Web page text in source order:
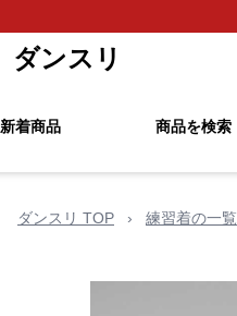
ダンスリ
新着商品 商品を検索
ダンスリ TOP › 練習着の一覧